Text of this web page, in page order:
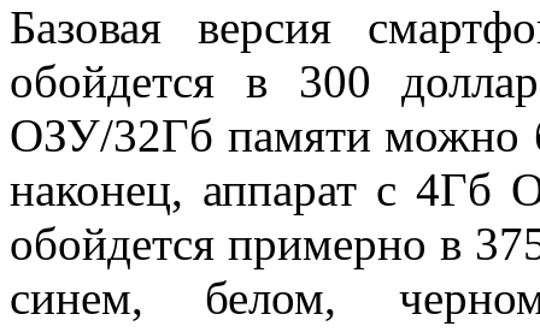
Базовая версия
обойдется в 300
ОЗУ/32Гб памяти можно
наконец, аппарат с 4Гб
обойдется примерно в
синем, белом,